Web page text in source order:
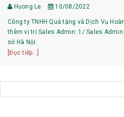
Huong Le 10/08/2022
Công ty TNHH Quà tặng và Dịch Vụ
thêm vị trí Sales Admin: 1/ Sales
sở Hà Nội.
[Đọc tiếp...]